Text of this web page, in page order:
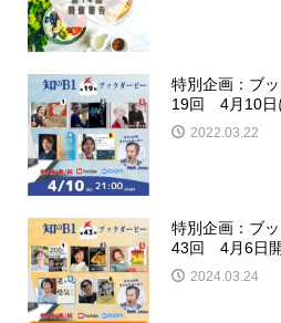
特別企画：ブ
19回 4月10日
2022.03.22
特別企画：ブ
43回 4月6日
2024.03.24